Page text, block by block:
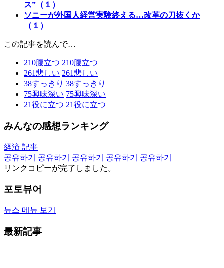
ス”（１）
ソニーが外国人経営実験終える…改革の刀抜くか
（１）
この記事を読んで…
210腹立つ 210腹立つ
261悲しい 261悲しい
38すっきり 38すっきり
75興味深い 75興味深い
21役に立つ 21役に立つ
みんなの感想ランキング
経済 記事
공유하기
공유하기 공유하기 공유하기
공유하기
リンクコピーが完了しました。
포토뷰어
뉴스 메뉴 보기
最新記事